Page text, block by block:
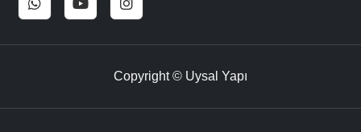
Copyright © Uysal Yapı